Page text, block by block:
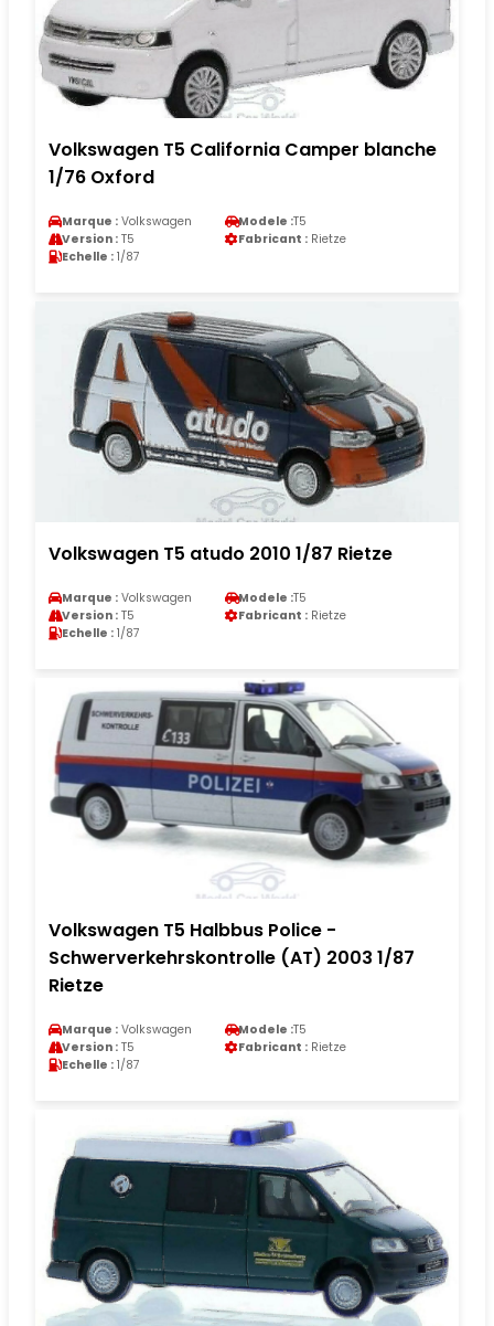
Volkswagen T5 California Camper blanche
1/76 Oxford
Marque : Volkswagen Modele :T5
Version : T5 Fabricant : Rietze
Echelle : 1/87
Volkswagen T5 atudo 2010 1/87 Rietze
Marque : Volkswagen Modele :T5
Version : T5 Fabricant : Rietze
Echelle : 1/87
Volkswagen T5 Halbbus Police -
Schwerverkehrskontrolle (AT) 2003 1/87
Rietze
Marque : Volkswagen Modele :T5
Version : T5 Fabricant : Rietze
Echelle : 1/87